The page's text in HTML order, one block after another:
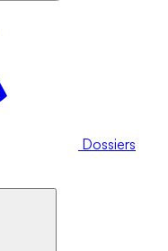
Dossiers